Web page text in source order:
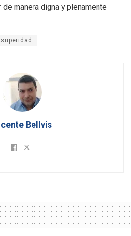
manera digna y plenamente
superidad
Bellvis